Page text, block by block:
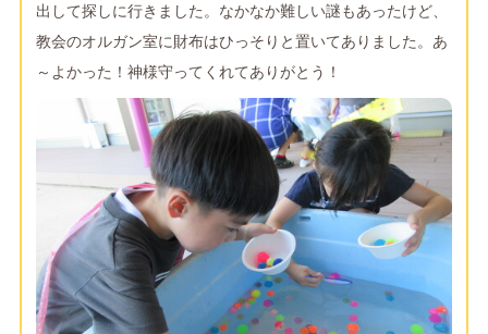
出して探しに行きました。なかなか難しい謎もあったけど、
教会のオルガン室に財布はひっそりと置いてありました。あ
～よかった！神様守ってくれてありがとう！